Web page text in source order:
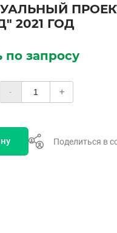
2021 ГОД
по запросу
- +
Поделиться в